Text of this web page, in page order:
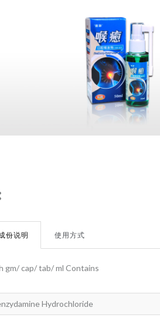
份说明 使用方式
gm/ cap/ tab/ ml Contains
Hydrochloride